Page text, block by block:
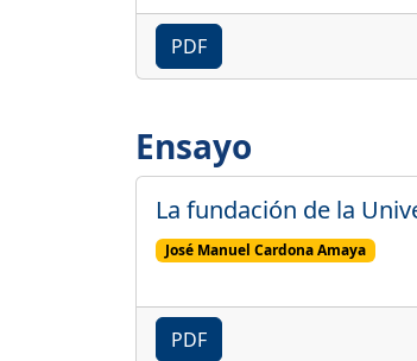
PDF
Ensayo
La fundación de la
José Manuel Cardona Amaya
PDF